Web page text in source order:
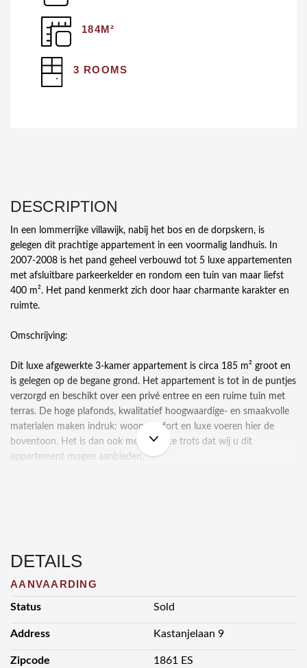
184M²
3 ROOMS
DESCRIPTION
In een lommerrijke villawijk, nabij het bos en de dorpskern, is
gelegen dit prachtige appartement in een voormalig landhuis. In
2007-2008 is het pand geheel verbouwd tot 5 luxe appartementen
met afsluitbare parkeerkelder en rondom een tuin van maar liefst
400 m². Het pand kenmerkt zich door haar charmante karakter en
ruimte.
Omschrijving:
Dit luxe afgewerkte 3-kamer appartement is circa 185 m² groot en
is gelegen op de begane grond. Het appartement is tot in de puntjes
verzorgd en beschikt over een privé entree en een ruime tuin met
terras. De hoge plafonds, kwalitatief hoogwaardige- en smaakvolle
materialen maken indruk: wooncomfort en luxe voeren hier de
boventoon. Het is dan ook met gepaste trots dat wij u dit
appartement mogen aanbieden.
De ruime slaapkamer bevindt zich aan de voorzijde, met eigen
fijne werkplek kan dienen. De aansluitende badkamer is voorzien
van toilet, wastafel, radiator en inloopdouche.
Vanuit de hal betreedt u de royale living met visgraat- PVC vloer
DETAILS
AANVAARDING
Status Sold
Address Kastanjelaan 9
Zipcode 1861 ES